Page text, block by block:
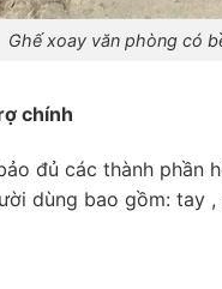
Ghế xoay văn phòng có
chính
đủ các thành phần
dùng bao gồm: tay ,